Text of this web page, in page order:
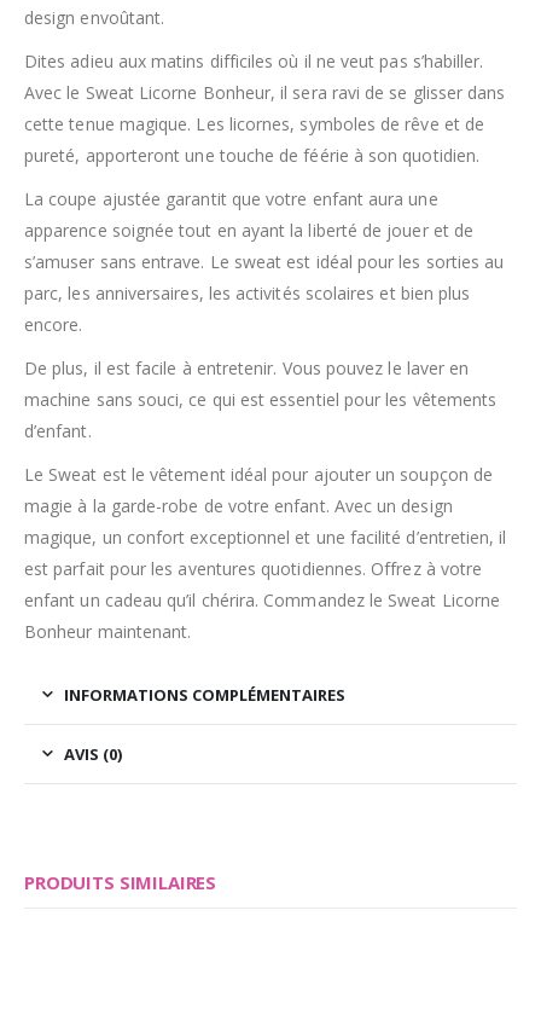
design envoûtant.
Dites adieu aux matins difficiles où il ne veut pas s’habiller.
Avec le Sweat Licorne Bonheur, il sera ravi de se glisser dans
cette tenue magique. Les licornes, symboles de rêve et de
pureté, apporteront une touche de féérie à son quotidien.
La coupe ajustée garantit que votre enfant aura une
apparence soignée tout en ayant la liberté de jouer et de
s’amuser sans entrave. Le sweat est idéal pour les sorties au
parc, les anniversaires, les activités scolaires et bien plus
encore.
De plus, il est facile à entretenir. Vous pouvez le laver en
machine sans souci, ce qui est essentiel pour les vêtements
d’enfant.
Le Sweat est le vêtement idéal pour ajouter un soupçon de
magie à la garde-robe de votre enfant. Avec un design
magique, un confort exceptionnel et une facilité d’entretien, il
est parfait pour les aventures quotidiennes. Offrez à votre
enfant un cadeau qu’il chérira. Commandez le Sweat Licorne
Bonheur maintenant.
INFORMATIONS COMPLÉMENTAIRES
AVIS (0)
PRODUITS SIMILAIRES